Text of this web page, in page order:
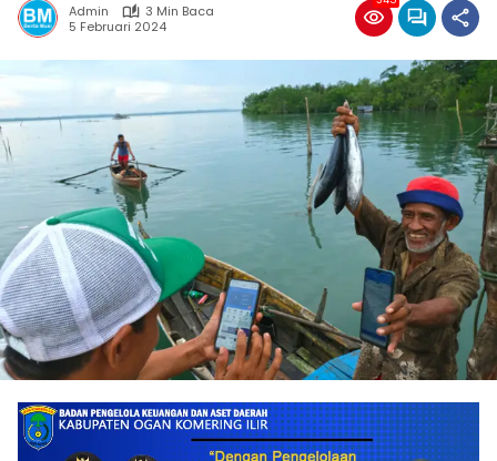
Admin
3 Min Baca
5 Februari 2024